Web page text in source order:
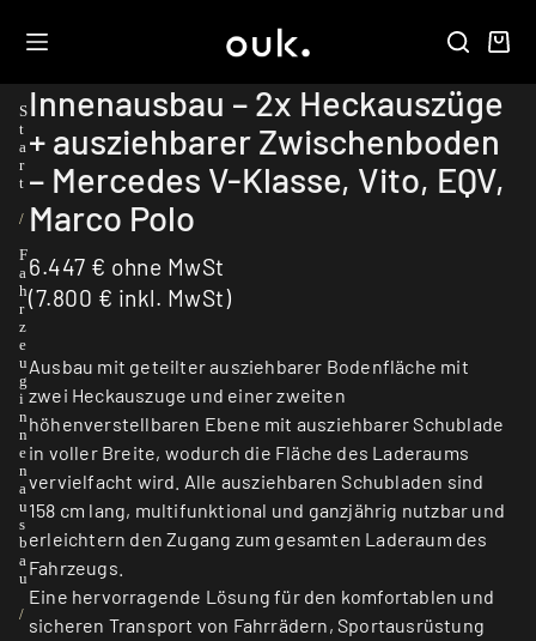
S
t
a
r
t
/
F
a
h
r
z
e
u
g
i
n
n
e
n
a
u
s
b
a
u
/
Innenausbau – 2x Heckauszüge
+ ausziehbarer Zwischenboden
– Mercedes V-Klasse, Vito, EQV,
Marco Polo
6.447 € ohne MwSt
(7.800 € inkl. MwSt)
Ausbau mit geteilter ausziehbarer Bodenfläche mit
zwei Heckauszuge und einer zweiten
höhenverstellbaren Ebene mit ausziehbarer Schublade
in voller Breite, wodurch die Fläche des Laderaums
vervielfacht wird. Alle ausziehbaren Schubladen sind
158 cm lang, multifunktional und ganzjährig nutzbar und
erleichtern den Zugang zum gesamten Laderaum des
Fahrzeugs.
Eine hervorragende Lösung für den komfortablen und
sicheren Transport von Fahrrädern, Sportausrüstung